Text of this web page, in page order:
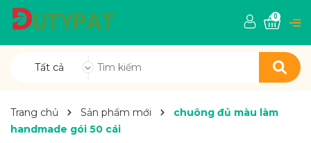
Tất cả
0
Trang chủ Sản phẩm mới
chuông đủ màu làm
handmade gói 50 cái